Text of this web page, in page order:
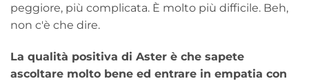
peggiore, più complicata. È molto più difficile. Beh,
non c'è che dire.
La qualità positiva di Aster è che sapete
ascoltare molto bene ed entrare in empatia con